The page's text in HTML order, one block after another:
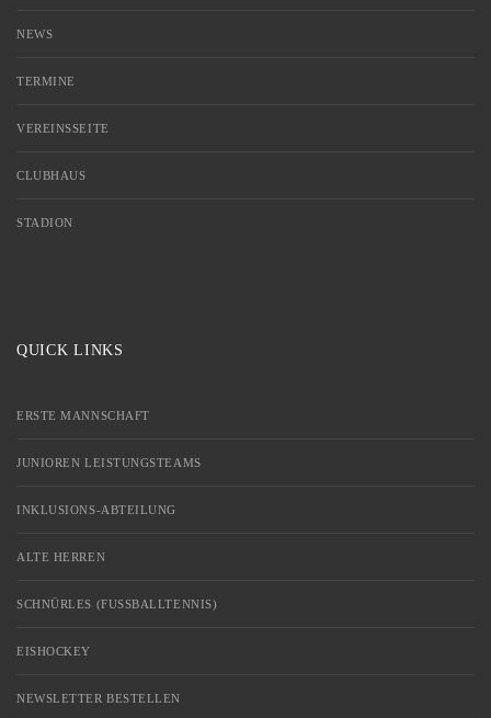
NEWS
TERMINE
VEREINSSEITE
CLUBHAUS
STADION
QUICK LINKS
ERSTE MANNSCHAFT
JUNIOREN LEISTUNGSTEAMS
INKLUSIONS-ABTEILUNG
ALTE HERREN
SCHNÜRLES (FUSSBALLTENNIS)
EISHOCKEY
NEWSLETTER BESTELLEN